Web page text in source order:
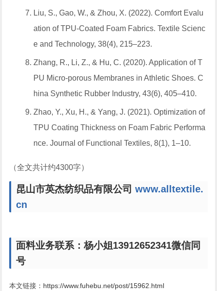
Liu, S., Gao, W., & Zhou, X. (2022).Comfort Evalu
ation of TPU-Coated Foam Fabrics. Textile Scienc
e and Technology, 38(4), 215–223.
Zhang, R., Li, Z., & Hu, C. (2020).Application of T
PU Micro-porous Membranes in Athletic Shoes. C
hina Synthetic Rubber Industry, 43(6), 405–410.
Zhao, Y., Xu, H., & Yang, J. (2021).Optimization of
TPU Coating Thickness on Foam Fabric Performa
nce. Journal of Functional Textiles, 8(1), 1–10.
（全文共计约4300字）
昆山市英杰纺织品有限公司www.alltextile.
cn
面料业务联系：杨小姐13912652341微信同
号
本文链接： https://www.fuhebu.net/post/15962.html